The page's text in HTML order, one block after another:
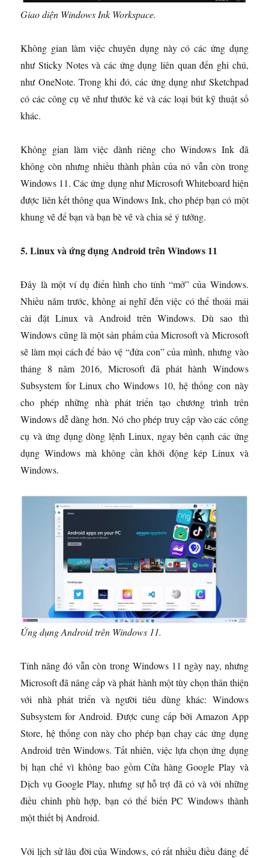
Giao diện Windows Ink Workspace.
Không gian làm việc chuyên dụng này có các ứng dụng
như Sticky Notes và các ứng dụng liên quan đến ghi chú,
như OneNote. Trong khi đó, các ứng dụng như Sketchpad
có các công cụ vẽ như thước kẻ và các loại bút kỹ thuật số
khác.
Không gian làm việc dành riêng cho Windows Ink đã
không còn nhưng nhiều thành phần của nó vẫn còn trong
Windows 11. Các ứng dụng như Microsoft Whiteboard hiện
được liên kết thông qua Windows Ink, cho phép bạn có một
khung vẽ để bạn và bạn bè vẽ và chia sẻ ý tưởng.
5. Linux và ứng dụng Android trên Windows 11
Đây là một ví dụ điển hình cho tính “mở” của Windows.
Nhiều năm trước, không ai nghĩ đến việc có thể thoải mái
cài đặt Linux và Android trên Windows. Dù sao thì
Windows cũng là một sản phẩm của Microsoft và Microsoft
sẽ làm mọi cách để bảo vệ “đứa con” của mình, nhưng vào
tháng 8 năm 2016, Microsoft đã phát hành Windows
Subsystem for Linux cho Windows 10, hệ thống con này
cho phép những nhà phát triển tạo chương trình trên
Windows dễ dàng hơn. Nó cho phép truy cập vào các công
cụ và ứng dụng dòng lệnh Linux, ngay bên cạnh các ứng
dụng Windows mà không cần khởi động kép Linux và
Windows.
Ứng dụng Android trên Windows 11.
Tính năng đó vẫn còn trong Windows 11 ngày nay, nhưng
Microsoft đã nâng cấp và phát hành một tùy chọn thân thiện
với nhà phát triển và người tiêu dùng khác: Windows
Subsystem for Android. Được cung cấp bởi Amazon App
Store, hệ thống con này cho phép bạn chạy các ứng dụng
Android trên Windows. Tất nhiên, việc lựa chọn ứng dụng
bị hạn chế vì không bao gồm Cửa hàng Google Play và
Dịch vụ Google Play, nhưng sự hỗ trợ đã có và với những
điều chỉnh phù hợp, bạn có thể biến PC Windows thành
một thiết bị Android.
Với lịch sử lâu đời của Windows, có rất nhiều điều đáng để